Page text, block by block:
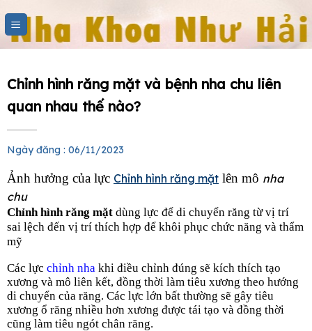
content
Chỉnh hình răng mặt và bệnh nha chu liên
quan nhau thế nào?
Ngày đăng : 06/11/2023
Ảnh hưởng của lực Chỉnh hình răng mặt lên mô nha
chu
Chỉnh hình răng mặt dùng lực để di chuyển răng từ vị trí
sai lệch đến vị trí thích hợp để khôi phục chức năng và thẩm
mỹ
Các lực chỉnh nha khi điều chỉnh đúng sẽ kích thích tạo
xương và mô liên kết, đồng thời làm tiêu xương theo hướng
di chuyển của răng. Các lực lớn bất thường sẽ gây tiêu
xương ổ răng nhiều hơn xương được tái tạo và đồng thời
cũng làm tiêu ngót chân răng.